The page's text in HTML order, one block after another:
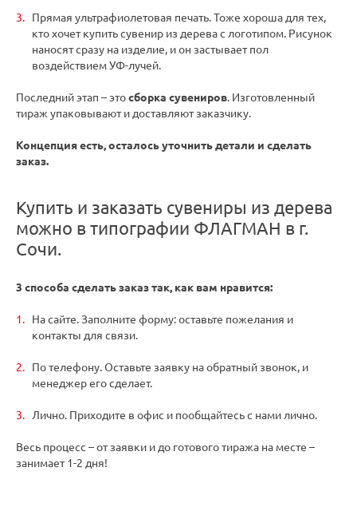
Прямая ультрафиолетовая печать. Тоже хороша для тех,
кто хочет купить сувенир из дерева с логотипом. Рисунок
наносят сразу на изделие, и он застывает пол
воздействием УФ-лучей.
Последний этап – этосборка сувениров. Изготовленный
тираж упаковывают и доставляют заказчику.
Концепция есть, осталось уточнить детали и сделать
заказ.
Купить и заказать сувениры из дерева
можно в типографии ФЛАГМАН в г.
Сочи.
3 способа сделать заказ так, как вам нравится:
На сайте. Заполните форму: оставьте пожелания и
контакты для связи.
По телефону. Оставьте заявку на обратный звонок, и
менеджер его сделает.
Лично. Приходите в офис и пообщайтесь с нами лично.
Весь процесс – от заявки и до готового тиража на месте –
занимает 1-2 дня!